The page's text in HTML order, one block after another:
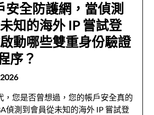
安全防護網，當偵測
知的海外 IP 嘗試登
動哪些雙重身份驗證
序？
，您是否曾想過，您的帳戶安全真的
偵測到會員從未知的海外 IP 嘗試登